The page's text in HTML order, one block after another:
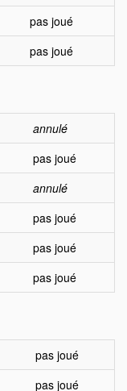
pas joué
pas joué
annulé
pas joué
annulé
pas joué
pas joué
pas joué
pas joué
pas joué